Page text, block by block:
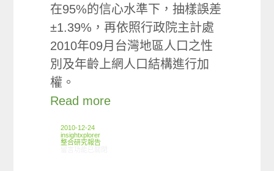
在95%的信心水準下，抽樣誤差
±1.39%，再依照行政院主計處
2010年09月台灣地區人口之性
別及年齡上網人口結構進行加
權。
Read more
2010-12-24
insightxplorer
整合研究報告